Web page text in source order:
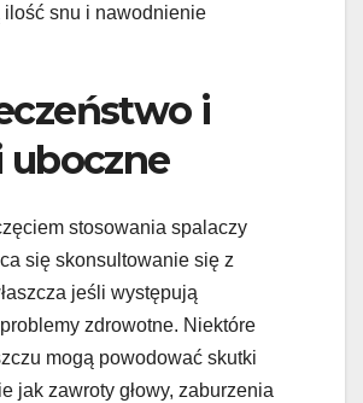
snu i nawodnienie
i
stosowania spalaczy
się skonsultowanie się z
jeśli występują
zdrowotne. Niektóre
mogą powodować skutki
jak zawroty głowy, zaburzenia